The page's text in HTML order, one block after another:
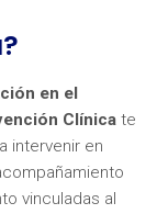
en el
Clínicate
intervenir en
vinculadas al